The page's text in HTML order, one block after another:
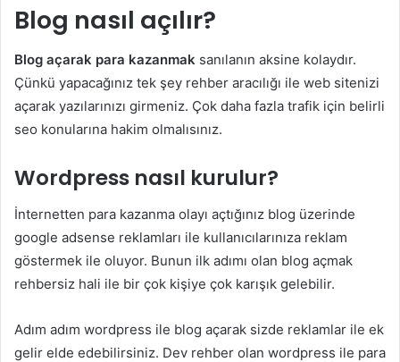
Blog nasıl açılır?
Blog açarak para kazanmak sanılanın aksine kolaydır.
Çünkü yapacağınız tek şey rehber aracılığı ile web sitenizi
açarak yazılarınızı girmeniz. Çok daha fazla trafik için belirli
seo konularına hakim olmalısınız.
Wordpress nasıl kurulur?
İnternetten para kazanma olayı açtığınız blog üzerinde
google adsense reklamları ile kullanıcılarınıza reklam
göstermek ile oluyor. Bunun ilk adımı olan blog açmak
rehbersiz hali ile bir çok kişiye çok karışık gelebilir.
Adım adım wordpress ile blog açarak sizde reklamlar ile ek
gelir elde edebilirsiniz. Dev rehber olan wordpress ile para